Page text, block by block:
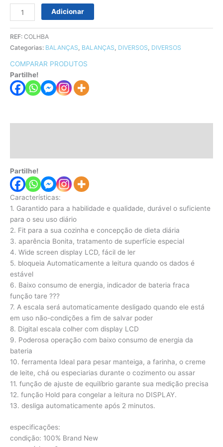
Adicionar
REF: COLHBA
Categorias: BALANÇAS, BALANÇAS, DIVERSOS, DIVERSOS
COMPARAR PRODUTOS
Partilhe!
Partilhe!
Características:
1. Garantido para a habilidade e qualidade, durável o suficiente
para o seu uso diário
2. Fit para a sua cozinha e concepção de dieta diária
3. aparência Bonita, tratamento de superfície especial
4. Wide screen display LCD, fácil de ler
5. bloqueia Automaticamente a leitura quando os dados é
estável
6. Baixo consumo de energia, indicador de bateria fraca
função tare ???
7. A escala será automaticamente desligado quando ele está
em uso não-condições a fim de salvar poder
8. Digital escala colher com display LCD
9. Poderosa operação com baixo consumo de energia da
bateria
10. ferramenta Ideal para pesar manteiga, a farinha, o creme
de leite, chá ou especiarias durante o cozimento ou assar
11. função de ajuste de equilíbrio garante sua medição precisa
12. função Hold para congelar a leitura no DISPLAY.
13. desliga automaticamente após 2 minutos.
especificações:
condição: 100% Brand New